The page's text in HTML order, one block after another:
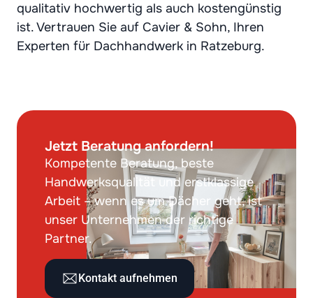
qualitativ hochwertig als auch kostengünstig
ist. Vertrauen Sie auf Cavier & Sohn, Ihren
Experten für Dachhandwerk in Ratzeburg.
Jetzt Beratung anfordern!
Kompetente Beratung, beste
Handwerksqualität und erstklassige
Arbeit – wenn es um Dächer geht, ist
unser Unternehmen der richtige
Partner.
Kontakt aufnehmen